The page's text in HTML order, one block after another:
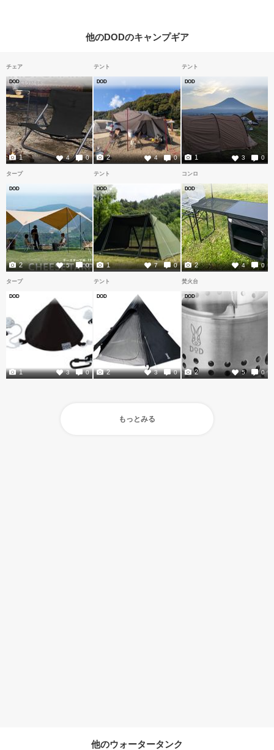
他のDODのキャンプギア
チェア
DOD
4 0
1
テント
DOD
4 0
2
テント
DOD
3 0
1
タープ
DOD
5 0
2
テント
DOD
7 0
1
コンロ
DOD
4 0
2
タープ
DOD
3 0
1
テント
DOD
3 0
2
焚火台
DOD
5 0
2
もっとみる
他のウォータータンク